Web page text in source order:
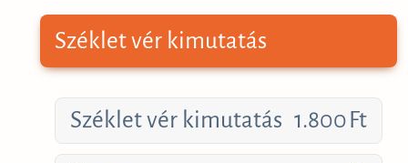
Széklet vér kimutatás
Széklet vér kimutatás 1.800 Ft